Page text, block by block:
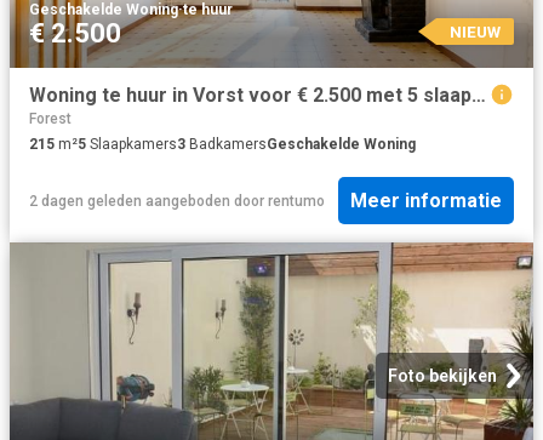
Geschakelde Woning·te huur
€ 2.500 NIEUW
Woning te huur in Vorst voor € 2.500 met 5 slaapkamers
Forest
215 m²5 Slaapkamers3 BadkamersGeschakelde Woning
2 dagen geleden aangeboden door rentumo Meer informatie
Foto bekijken